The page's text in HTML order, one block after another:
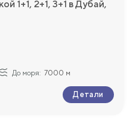
1+1, 2+1, 3+1 в Дубай,
До моря: 7000 м
Детали